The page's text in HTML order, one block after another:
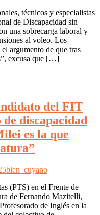
técnicos y especialistas
de Discapacidad sin
una sobrecarga laboral y
al voleo. Los
argumento de que tras
excusa que […]
del FIT
discapacidad
es la que
bien_cuyano
(PTS) en el Frente de
de Fernando Mazitelli,
de Inglés en la